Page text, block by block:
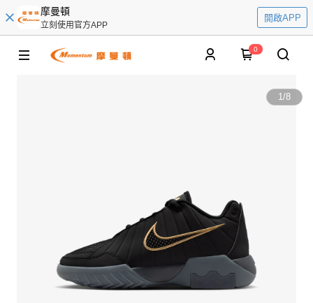
摩曼頓
立刻使用官方APP
開啟APP
0
1/8